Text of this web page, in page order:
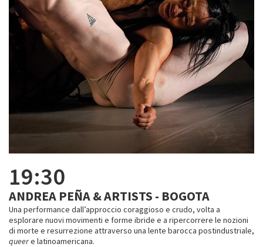
19:30
ANDREA PEÑA & ARTISTS - BOGOTA
Una performance dall’approccio coraggioso e crudo, volta a
esplorare nuovi movimenti e forme ibride e a ripercorrere le nozioni
di morte e resurrezione attraverso una lente barocca postindustriale,
queere latinoamericana.